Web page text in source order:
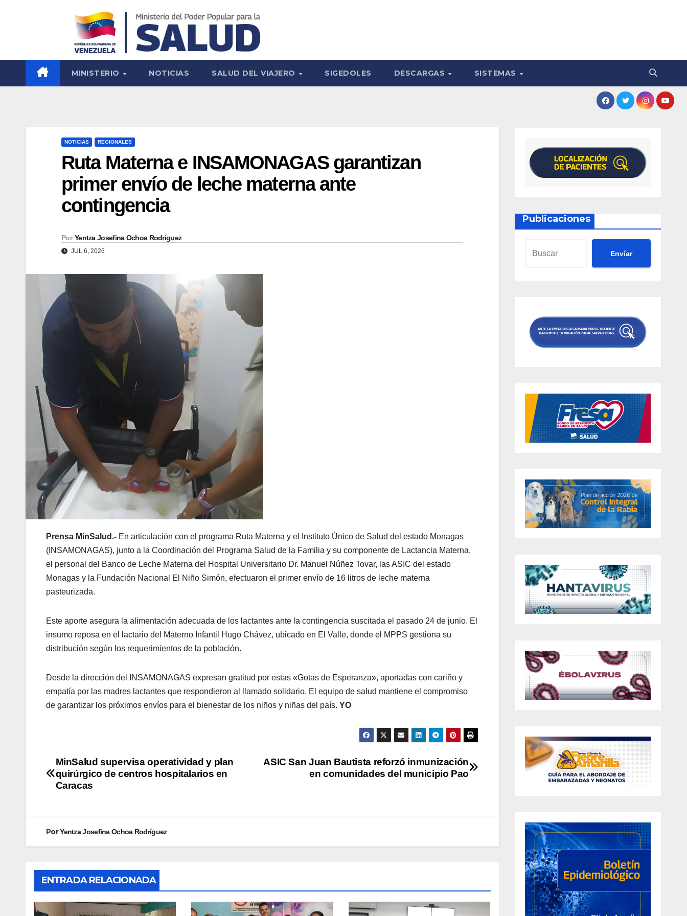
MINISTERIO NOTICIAS SALUD DEL VIAJERO SIGEDOLES DESCARGAS SISTEMAS
NOTICIAS REGIONALES
Ruta Materna e INSAMONAGAS garantizan
primer envío de leche materna ante
contingencia
Por Yentza Josefina Ochoa Rodríguez
JUL 6, 2026
Prensa MinSalud.- En articulación con el programa Ruta Materna y el Instituto Único de Salud del estado Monagas
(INSAMONAGAS), junto a la Coordinación del Programa Salud de la Familia y su componente de Lactancia Materna,
el personal del Banco de Leche Materna del Hospital Universitario Dr. Manuel Núñez Tovar, las ASIC del estado
Monagas y la Fundación Nacional El Niño Simón, efectuaron el primer envío de 16 litros de leche materna
pasteurizada.
​Este aporte asegura la alimentación adecuada de los lactantes ante la contingencia suscitada el pasado 24 de junio. El
insumo reposa en el lactario del Materno Infantil Hugo Chávez, ubicado en El Valle, donde el MPPS gestiona su
distribución según los requerimientos de la población.
​Desde la dirección del INSAMONAGAS expresan gratitud por estas «Gotas de Esperanza», aportadas con cariño y
empatía por las madres lactantes que respondieron al llamado solidario. El equipo de salud mantiene el compromiso
de garantizar los próximos envíos para el bienestar de los niños y niñas del país. YO
ASIC San Juan Bautista reforzó inmunización
en comunidades del municipio Pao
MinSalud supervisa operatividad y plan
quirúrgico de centros hospitalarios en
Caracas
PorYentza Josefina Ochoa Rodríguez
ENTRADA RELACIONADA
Publicaciones
Envíar